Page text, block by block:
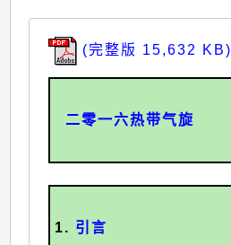
(完整版 15,632 KB)
二零一六热带气旋
1. 引言